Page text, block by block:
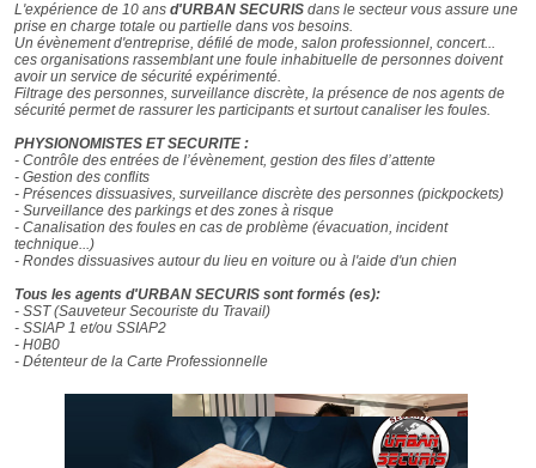
L'expérience de 10 ansd'URBAN SECURIS dans le secteur vous assure une
prise en charge totale ou partielle dans vos besoins.
Un évènement d'entreprise, défilé de mode, salon professionnel, concert...
ces organisations rassemblant une foule inhabituelle de personnes doivent
avoir un service de sécurité expérimenté.
Filtrage des personnes, surveillance discrète, la présence de nos agents de
sécurité permet de rassurer les participants et surtout canaliser les foules.
PHYSIONOMISTES ET SECURITE :
- Contrôle des entrées de l’évènement, gestion des files d’attente
- Gestion des conflits
- Présences dissuasives, surveillance discrète des personnes (pickpockets)
- Surveillance des parkings et des zones à risque
- Canalisation des foules en cas de problème (évacuation, incident
technique...)
- Rondes dissuasives autour du lieu en voiture ou à l'aide d'un chien
Tous les agents d'URBAN SECURIS sont formés (es):
- SST (Sauveteur Secouriste du Travail)
- SSIAP 1 et/ou SSIAP2
- H0B0
- Détenteur de la Carte Professionnelle